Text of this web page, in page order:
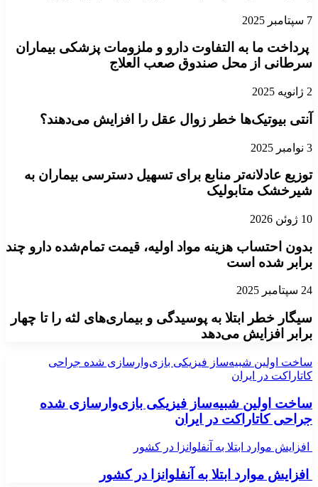
7 سپتامبر 2025
پرداخت ما به التفاوت دارو و ملزومات پزشکی بیماران
سرطانی از محل صندوق صعب العلاج
2 ژانویه 2025
آنتی بیوتیک‌ها خطر زوال عقل را افزایش می‌دهند؟
3 نوامبر 2025
توزیع عادلانه‌تر منابع برای تسهیل دسترسی بیماران به
شیرخشک متابولیک
10 ژوئن 2026
بدون احتساب هزینه مواد اولیه، قیمت تمام‌شده دارو چند
برابر شده است
24 سپتامبر 2025
سیگار خطر ابتلا به پوسیدگی و بیماری‌های لثه را تا چهار
برابر افزایش می‌دهد
ساخت اولین شبیه‌ساز فیزیکی بازی‌وارسازی شده جراحی
کاتاراکت در ایران
ساخت اولین شبیه‌ساز فیزیکی بازی‌وارسازی شده
جراحی کاتاراکت در ایران
افزایش موارد ابتلا به آنفلوانزا در کشور
افزایش موارد ابتلا به آنفلوانزا در کشور